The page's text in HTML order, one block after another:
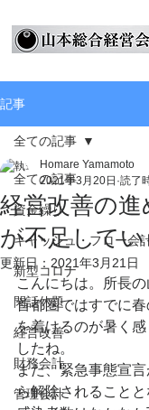
記事
全ての記事
資金繰り
キャッシュ・フロー会
新型コロナ
閑話休題
経営改善
財務会計
管理会計
全ての記事
経営改善の
が不足して
Homare Yamamoto
2021年3月20日 読了
更新日： 2021年3月21日
こんにちは。所長の
首都圏ではすでに
を着けるのが暑く
したね。
また、緊急事態宣
ら解除されることと